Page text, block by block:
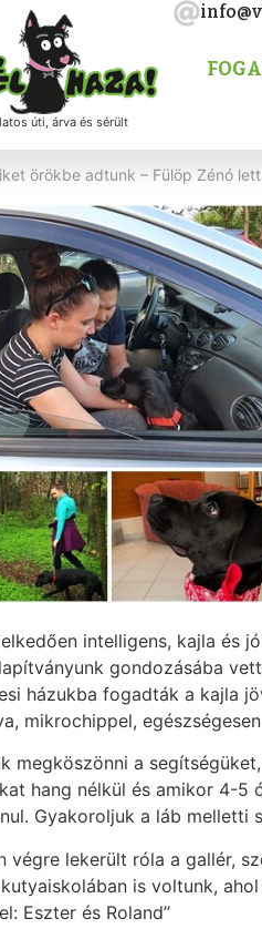
úti, árva és sérült
örökbe adtunk – Fülöp Zénó
intelligens, kajla és
gondozásába
házukba fogadták a kajla
mikrochippel,
megköszönni a
hang nélkül és amikor 4-5
Gyakoroljuk a láb melletti
végre lekerült róla a gallér,
is voltunk,
Eszter és Roland”